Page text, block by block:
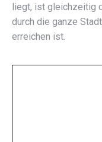
liegt, ist gleichzeitig
durch die ganze
erreichen ist.